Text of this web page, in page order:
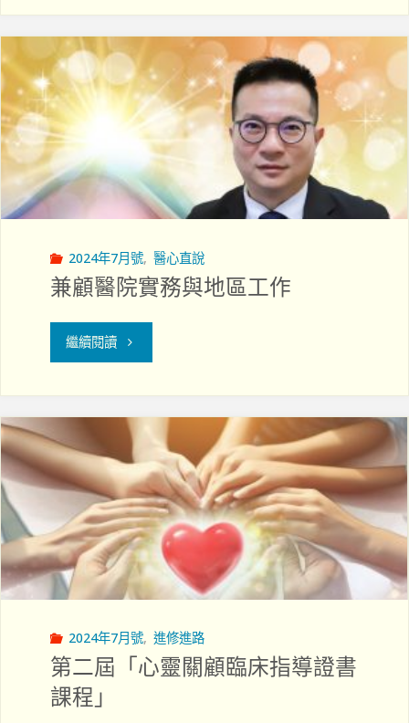
2024年7月號, 醫心直說
兼顧醫院實務與地區工作
繼續閱讀"兼
醫
院
實
務
與
2024年7月號, 進修進路
第二屆「心靈關顧臨床指導證書
課程」